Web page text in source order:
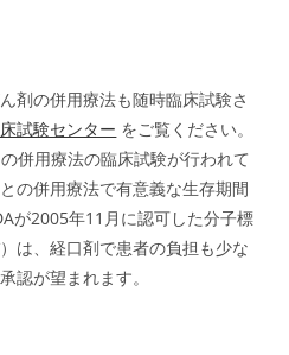
の併用療法も随時臨床試験さ
試験センター をご覧ください。
併用療法の臨床試験が行われて
の併用療法で有意義な生存期間
が2005年11月に認可した分子標
は、経口剤で患者の負担も少な
認が望まれます。